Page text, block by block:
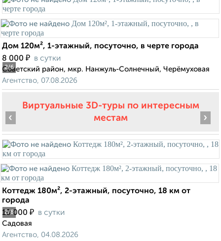
2/6
Дом 120м², 1-этажный, посуточно, в черте города
8 000 ₽ в сутки
Советский район, мкр. Нанжуль-Солнечный, Черёмуховая
Агентство, 07.08.2026
Виртуальные 3D-туры по интересным
местам
2/8
‹ ›
Коттедж 180м², 2-этажный, посуточно, 18 км от
города
10 000 ₽ в сутки
Садовая
Агентство, 04.08.2026